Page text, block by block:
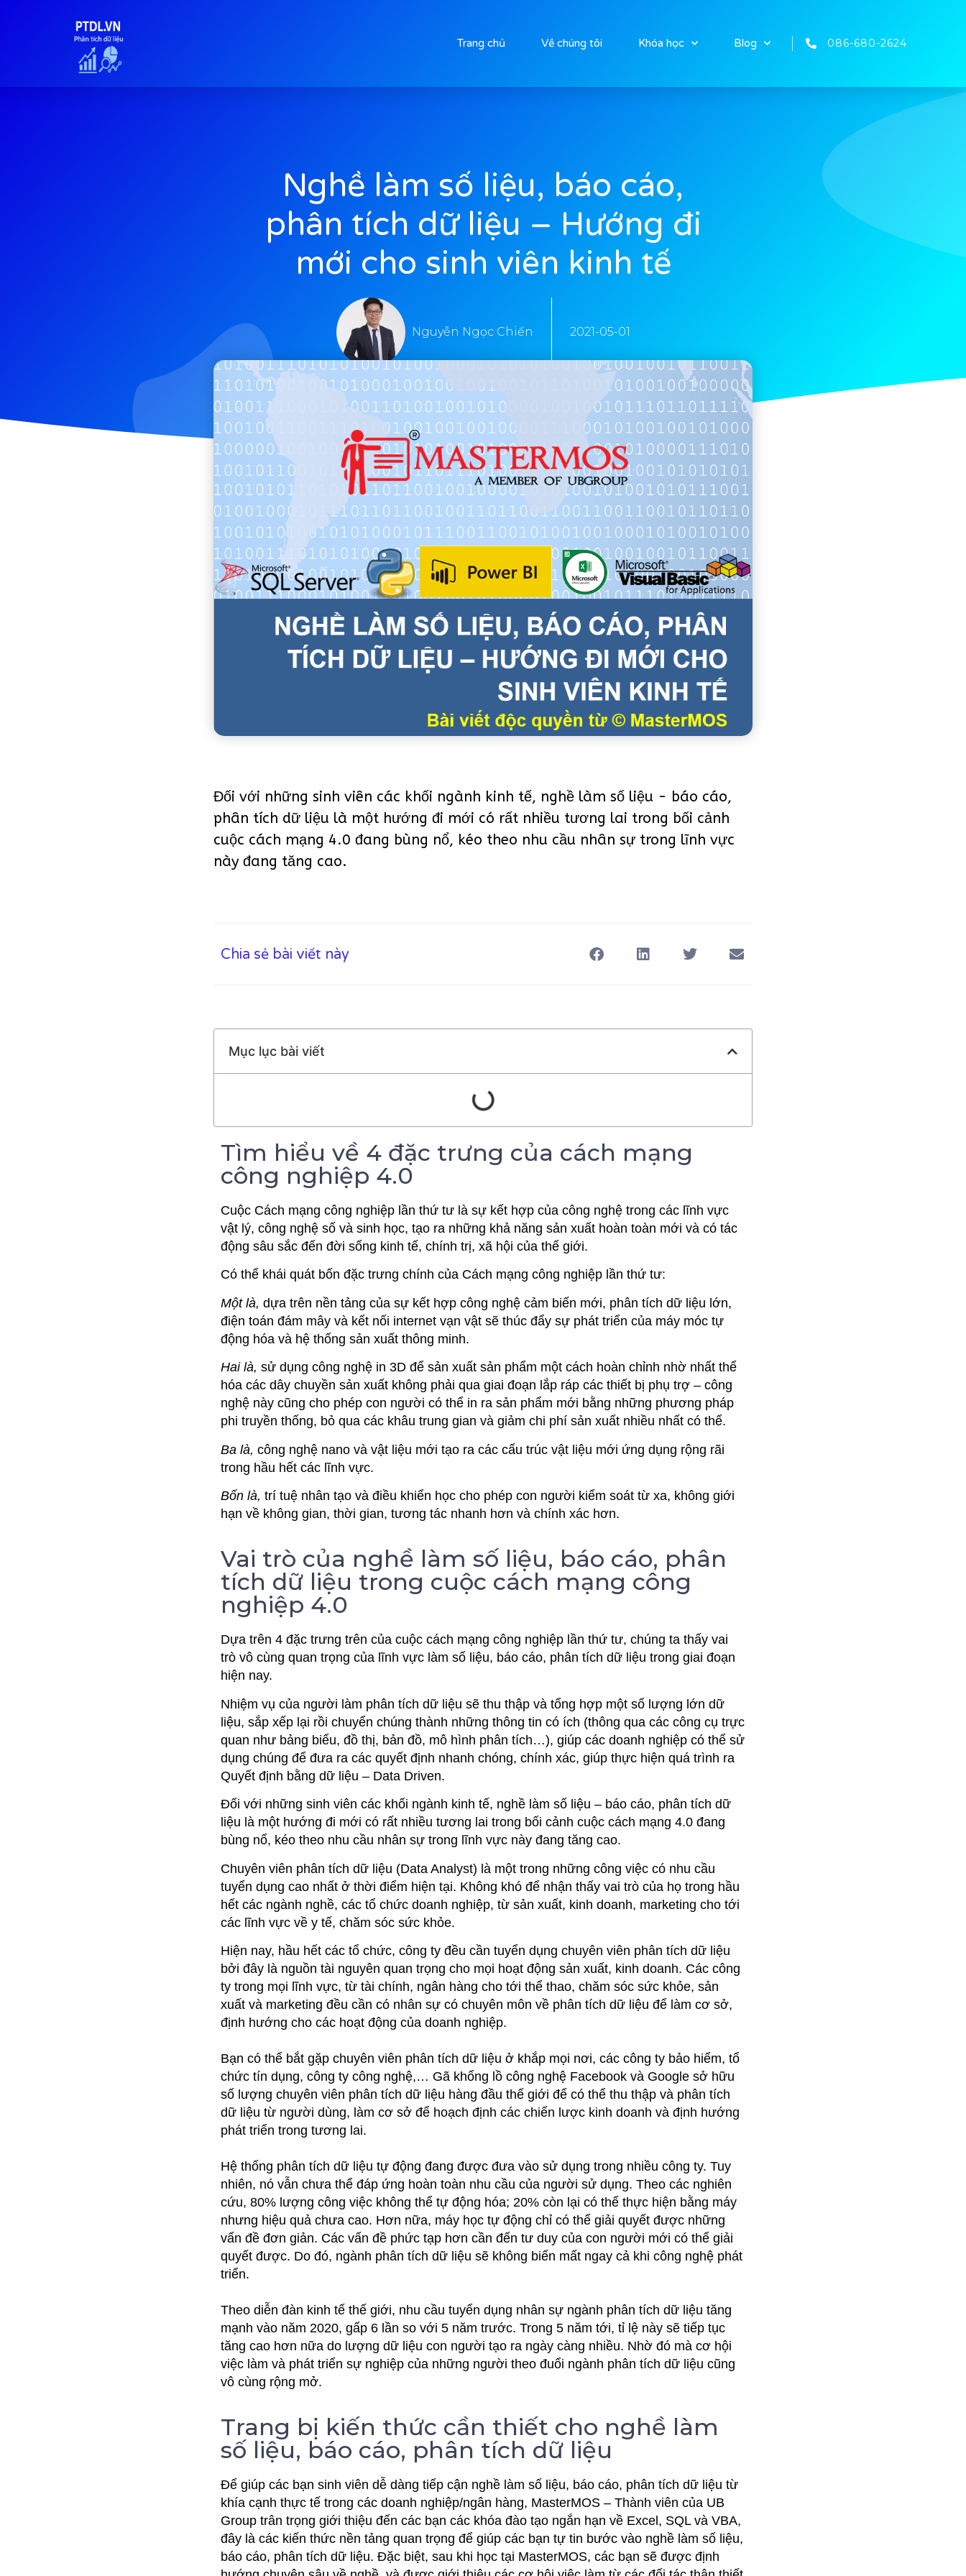
Trang chủ Về chúng tôi Khóa học Blog 086-680-2624
Nghề làm số liệu, báo cáo,
phân tích dữ liệu – Hướng đi
mới cho sinh viên kinh tế
Nguyễn Ngọc Chiến 2021-05-01
Đối với những sinh viên các khối ngành kinh tế, nghề làm số liệu - báo cáo,
phân tích dữ liệu là một hướng đi mới có rất nhiều tương lai trong bối cảnh
cuộc cách mạng 4.0 đang bùng nổ, kéo theo nhu cầu nhân sự trong lĩnh vực
này đang tăng cao.
Chia sẻ bài viết này
Mục lục bài viết
Tìm hiểu về 4 đặc trưng của cách mạng
công nghiệp 4.0
Cuộc Cách mạng công nghiệp lần thứ tư là sự kết hợp của công nghệ trong các lĩnh vực
vật lý, công nghệ số và sinh học, tạo ra những khả năng sản xuất hoàn toàn mới và có tác
động sâu sắc đến đời sống kinh tế, chính trị, xã hội của thế giới.
Có thể khái quát bốn đặc trưng chính của Cách mạng công nghiệp lần thứ tư:
Một là, dựa trên nền tảng của sự kết hợp công nghệ cảm biến mới, phân tích dữ liệu lớn,
điện toán đám mây và kết nối internet vạn vật sẽ thúc đẩy sự phát triển của máy móc tự
động hóa và hệ thống sản xuất thông minh.
Hai là, sử dụng công nghệ in 3D để sản xuất sản phẩm một cách hoàn chỉnh nhờ nhất thể
hóa các dây chuyền sản xuất không phải qua giai đoạn lắp ráp các thiết bị phụ trợ – công
nghệ này cũng cho phép con người có thể in ra sản phẩm mới bằng những phương pháp
phi truyền thống, bỏ qua các khâu trung gian và giảm chi phí sản xuất nhiều nhất có thể.
Ba là, công nghệ nano và vật liệu mới tạo ra các cấu trúc vật liệu mới ứng dụng rộng rãi
trong hầu hết các lĩnh vực.
Bốn là, trí tuệ nhân tạo và điều khiển học cho phép con người kiểm soát từ xa, không giới
hạn về không gian, thời gian, tương tác nhanh hơn và chính xác hơn.
Vai trò của nghề làm số liệu, báo cáo, phân
tích dữ liệu trong cuộc cách mạng công
nghiệp 4.0
Dựa trên 4 đặc trưng trên của cuộc cách mạng công nghiệp lần thứ tư, chúng ta thấy vai
trò vô cùng quan trọng của lĩnh vực làm số liệu, báo cáo, phân tích dữ liệu trong giai đoạn
hiện nay.
Nhiệm vụ của người làm phân tích dữ liệu sẽ thu thập và tổng hợp một số lượng lớn dữ
liệu, sắp xếp lại rồi chuyển chúng thành những thông tin có ích (thông qua các công cụ trực
quan như bảng biểu, đồ thị, bản đồ, mô hình phân tích…), giúp các doanh nghiệp có thể sử
dụng chúng để đưa ra các quyết định nhanh chóng, chính xác, giúp thực hiện quá trình ra
Quyết định bằng dữ liệu – Data Driven.
Đối với những sinh viên các khối ngành kinh tế, nghề làm số liệu – báo cáo, phân tích dữ
liệu là một hướng đi mới có rất nhiều tương lai trong bối cảnh cuộc cách mạng 4.0 đang
bùng nổ, kéo theo nhu cầu nhân sự trong lĩnh vực này đang tăng cao.
Chuyên viên phân tích dữ liệu (Data Analyst) là một trong những công việc có nhu cầu
tuyển dụng cao nhất ở thời điểm hiện tại. Không khó để nhận thấy vai trò của họ trong hầu
hết các ngành nghề, các tổ chức doanh nghiệp, từ sản xuất, kinh doanh, marketing cho tới
các lĩnh vực về y tế, chăm sóc sức khỏe.
Hiện nay, hầu hết các tổ chức, công ty đều cần tuyển dụng chuyên viên phân tích dữ liệu
bởi đây là nguồn tài nguyên quan trọng cho mọi hoạt động sản xuất, kinh doanh. Các công
ty trong mọi lĩnh vực, từ tài chính, ngân hàng cho tới thể thao, chăm sóc sức khỏe, sản
xuất và marketing đều cần có nhân sự có chuyên môn về phân tích dữ liệu để làm cơ sở,
định hướng cho các hoạt động của doanh nghiệp.
Bạn có thể bắt gặp chuyên viên phân tích dữ liệu ở khắp mọi nơi, các công ty bảo hiểm, tổ
chức tín dụng, công ty công nghệ,… Gã khổng lồ công nghệ Facebook và Google sở hữu
số lượng chuyên viên phân tích dữ liệu hàng đầu thế giới để có thể thu thập và phân tích
dữ liệu từ người dùng, làm cơ sở để hoạch định các chiến lược kinh doanh và định hướng
phát triển trong tương lai.
Hệ thống phân tích dữ liệu tự động đang được đưa vào sử dụng trong nhiều công ty. Tuy
nhiên, nó vẫn chưa thể đáp ứng hoàn toàn nhu cầu của người sử dụng. Theo các nghiên
cứu, 80% lượng công việc không thể tự động hóa; 20% còn lại có thể thực hiện bằng máy
nhưng hiệu quả chưa cao. Hơn nữa, máy học tự động chỉ có thể giải quyết được những
vấn đề đơn giản. Các vấn đề phức tạp hơn cần đến tư duy của con người mới có thể giải
quyết được. Do đó, ngành phân tích dữ liệu sẽ không biến mất ngay cả khi công nghệ phát
triển.
Theo diễn đàn kinh tế thế giới, nhu cầu tuyển dụng nhân sự ngành phân tích dữ liệu tăng
mạnh vào năm 2020, gấp 6 lần so với 5 năm trước. Trong 5 năm tới, tỉ lệ này sẽ tiếp tục
tăng cao hơn nữa do lượng dữ liệu con người tạo ra ngày càng nhiều. Nhờ đó mà cơ hội
việc làm và phát triển sự nghiệp của những người theo đuổi ngành phân tích dữ liệu cũng
vô cùng rộng mở.
Trang bị kiến thức cần thiết cho nghề làm
số liệu, báo cáo, phân tích dữ liệu
Để giúp các bạn sinh viên dễ dàng tiếp cận nghề làm số liệu, báo cáo, phân tích dữ liệu từ
khía cạnh thực tế trong các doanh nghiệp/ngân hàng, MasterMOS – Thành viên của UB
Group trân trọng giới thiệu đến các bạn các khóa đào tạo ngắn hạn về Excel, SQL và VBA,
đây là các kiến thức nền tảng quan trọng để giúp các bạn tự tin bước vào nghề làm số liệu,
báo cáo, phân tích dữ liệu. Đặc biệt, sau khi học tại MasterMOS, các bạn sẽ được định